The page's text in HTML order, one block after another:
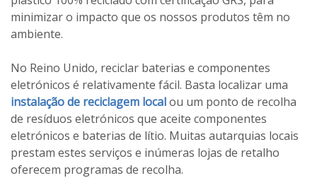
minimizar o impacto que os nossos produtos têm no
ambiente.
No Reino Unido, reciclar baterias e componentes
eletrónicos é relativamente fácil. Basta localizar uma
instalação de reciclagem localou um ponto de recolha
de resíduos eletrónicos que aceite componentes
eletrónicos e baterias de lítio. Muitas autarquias locais
prestam estes serviços e inúmeras lojas de retalho
oferecem programas de recolha.